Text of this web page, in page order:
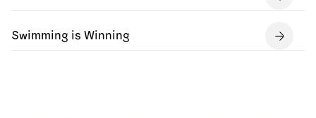
Swimming is Winning